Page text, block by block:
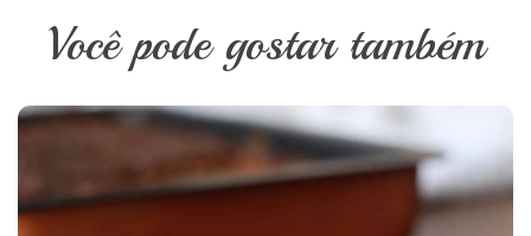
Você pode gostar também